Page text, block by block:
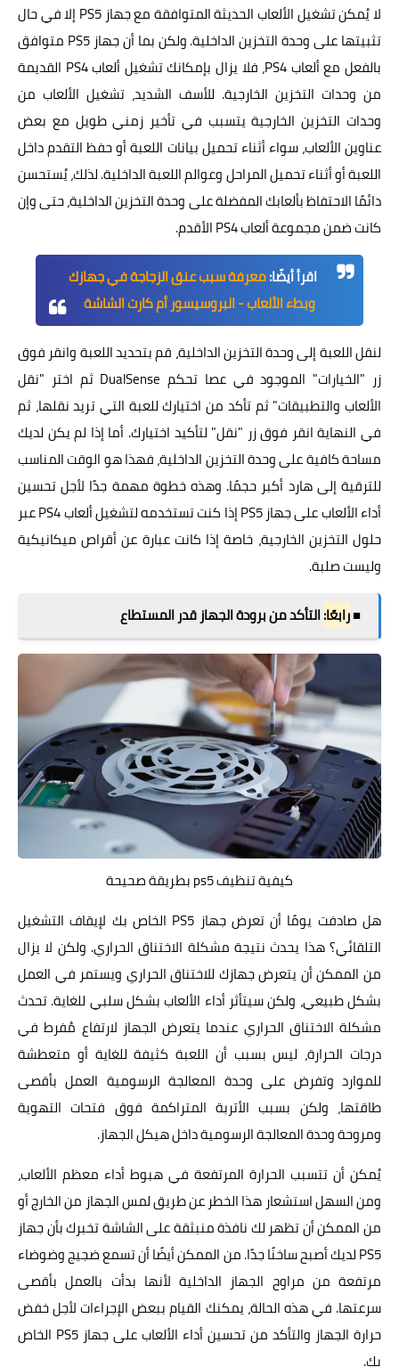
لا يُمكن تشغيل الألعاب الحديثة المتوافقة مع جهاز PS5 إلا في حال
تثبيتها على وحدة التخزين الداخلية. ولكن بما أن جهاز PS5 متوافق
بالفعل مع ألعاب PS4، فلا يزال بإمكانك تشغيل ألعاب PS4 القديمة
من وحدات التخزين الخارجية. للأسف الشديد، تشغيل الألعاب من
وحدات التخزين الخارجية يتسبب في تأخير زمني طويل مع بعض
عناوين الألعاب، سواء أثناء تحميل بيانات اللعبة أو حفظ التقدم داخل
اللعبة أو أثناء تحميل المراحل وعوالم اللعبة الداخلية. لذلك، يُستحسن
دائمًا الاحتفاظ بألعابك المفضلة على وحدة التخزين الداخلية، حتى وإن
كانت ضمن مجموعة ألعاب PS4 الأقدم.
اقرأ أيضًا:معرفة سبب عنق الزجاجة في جهازك
وبطء الألعاب - البروسيسور أم كارت الشاشة
لنقل اللعبة إلى وحدة التخزين الداخلية، قم بتحديد اللعبة وانقر فوق
زر "الخيارات" الموجود في عصا تحكم DualSense ثم اختر "نقل
الألعاب والتطبيقات" ثم تأكد من اختيارك للعبة التي تريد نقلها، ثم
في النهاية انقر فوق زر "نقل" لتأكيد اختيارك. أما إذا لم يكن لديك
مساحة كافية على وحدة التخزين الداخلية، فهذا هو الوقت المناسب
للترقية إلى هارد أكبر حجمًا. وهذه خطوة مهمة جدًا لأجل تحسين
أداء الألعاب على جهاز PS5 إذا كنت تستخدمه لتشغيل ألعاب PS4 عبر
حلول التخزين الخارجية، خاصة إذا كانت عبارة عن أقراص ميكانيكية
وليست صلبة.
■رابعًا:التأكد من برودة الجهاز قدر المستطاع
كيفية تنظيف ps5 بطريقة صحيحة
هل صادفت يومًا أن تعرض جهاز PS5 الخاص بك لإيقاف التشغيل
التلقائي؟ هذا يحدث نتيجة مشكلة الاختناق الحراري. ولكن لا يزال
من الممكن أن يتعرض جهازك للاختناق الحراري ويستمر في العمل
بشكل طبيعي، ولكن سيتأثر أداء الألعاب بشكل سلبي للغاية. تحدث
مشكلة الاختناق الحراري عندما يتعرض الجهاز لارتفاع مُفرط في
درجات الحرارة، ليس بسبب أن اللعبة كثيفة للغاية أو متعطشة
للموارد وتفرض على وحدة المعالجة الرسومية العمل بأقصى
طاقتها، ولكن بسبب الأتربة المتراكمة فوق فتحات التهوية
ومروحة وحدة المعالجة الرسومية داخل هيكل الجهاز.
يُمكن أن تتسبب الحرارة المرتفعة في هبوط أداء معظم الألعاب،
ومن السهل استشعار هذا الخطر عن طريق لمس الجهاز من الخارج أو
من الممكن أن تظهر لك نافذة منبثقة على الشاشة تخبرك بأن جهاز
PS5 لديك أصبح ساخنًا جدًا. من الممكن أيضًا أن تسمع ضجيج وضوضاء
مرتفعة من مراوح الجهاز الداخلية لأنها بدأت بالعمل بأقصى
سرعتها. في هذه الحالة، يمكنك القيام ببعض الإجراءات لأجل خفض
حرارة الجهاز والتأكد من تحسين أداء الألعاب على جهاز PS5 الخاص
بك.